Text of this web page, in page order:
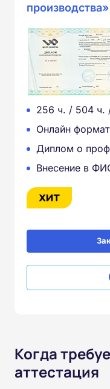
производства»
256 ч. / 504 ч.
Онлайн формат
Диплом о
Внесение в
Когда
аттестация